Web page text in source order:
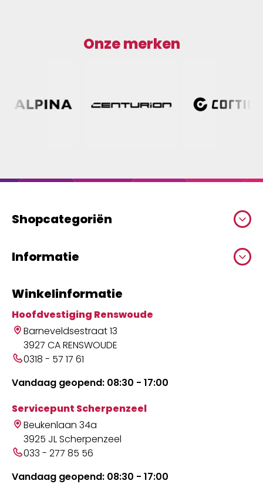
Onze merken
Shopcategoriën
Informatie
Winkelinformatie
Hoofdvestiging Renswoude
Barneveldsestraat 13
3927 CA RENSWOUDE
0318 - 57 17 61
Vandaag geopend: 08:30 - 17:00
Servicepunt Scherpenzeel
Beukenlaan 34a
3925 JL Scherpenzeel
033 - 277 85 56
Vandaag geopend: 08:30 - 17:00